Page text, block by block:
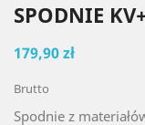
SPODNIE
179,90 zł
Brutto
Spodnie z